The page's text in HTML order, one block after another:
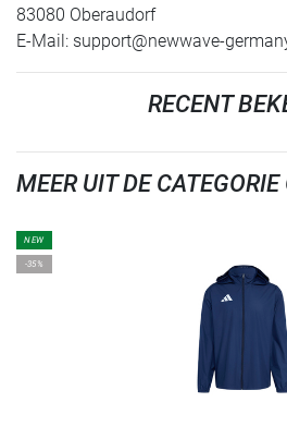
83080 Oberaudorf
E-Mail: support@newwave-
RECENT
MEER UIT DE
NEW
-35%